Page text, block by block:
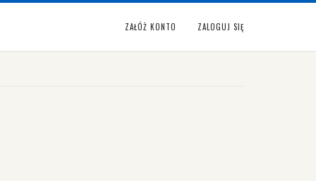
ZAŁÓŻ KONTO ZALOGUJ SIĘ